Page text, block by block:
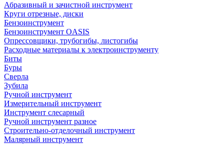
Абразивный и зачистной инструмент
Круги отрезные, диски
Бензоинструмент
Бензоинструмент OASIS
Опрессовщики, трубогибы, листогибы
Расходные материалы к электроинструменту
Биты
Буры
Сверла
Зубила
Ручной инструмент
Измерительный инструмент
Инструмент слесарный
Ручной инструмент разное
Строительно-отделочный инструмент
Малярный инструмент